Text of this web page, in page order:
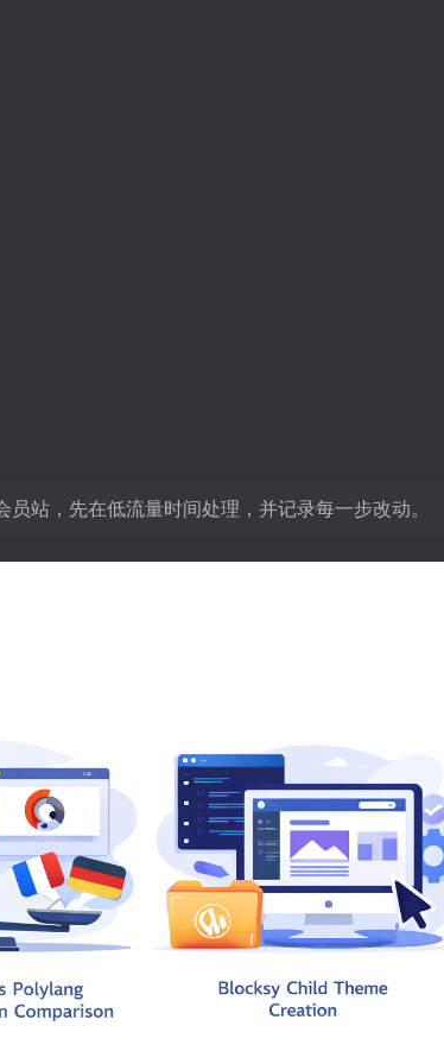
站，先在低流量时间处理，并记录每一步改动。